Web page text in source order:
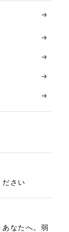
ださい
あなたへ。弱